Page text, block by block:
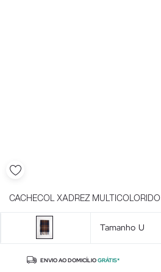
CACHECOL XADREZ MULTICOLORIDO
Tamanho U
ENVIO AO DOMICÍLIOGRÁTIS*